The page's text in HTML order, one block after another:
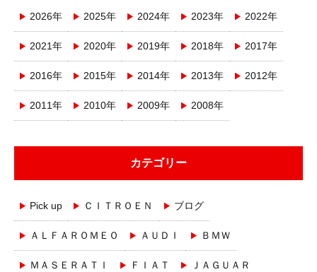
2026年 2025年 2024年 2023年 2022年
2021年 2020年 2019年 2018年 2017年
2016年 2015年 2014年 2013年 2012年
2011年 2010年 2009年 2008年
カテゴリー
Pick up ＣＩＴＲＯＥＮ ブログ
ＡＬＦＡＲＯＭＥＯ ＡＵＤＩ ＢＭＷ
ＭＡＳＥＲＡＴＩ ＦＩＡＴ ＪＡＧＵＡＲ